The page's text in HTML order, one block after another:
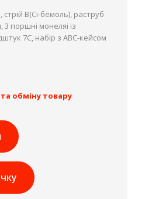
В(Сі-бемоль), раструб
поршні монеляі із
7С, набір з АВС-кейсом
обміну товару